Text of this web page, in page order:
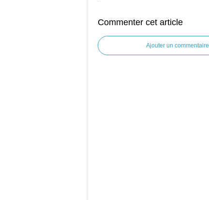
Commenter cet article
Ajouter un commentaire